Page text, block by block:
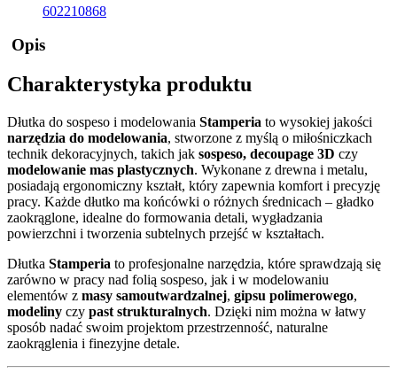
602210868
Opis
Charakterystyka produktu
Dłutka do sospeso i modelowania Stamperia to wysokiej jakości
narzędzia do modelowania, stworzone z myślą o miłośniczkach
technik dekoracyjnych, takich jak sospeso, decoupage 3D czy
modelowanie mas plastycznych. Wykonane z drewna i metalu,
posiadają ergonomiczny kształt, który zapewnia komfort i precyzję
pracy. Każde dłutko ma końcówki o różnych średnicach – gładko
zaokrąglone, idealne do formowania detali, wygładzania
powierzchni i tworzenia subtelnych przejść w kształtach.
Dłutka Stamperia to profesjonalne narzędzia, które sprawdzają się
zarówno w pracy nad folią sospeso, jak i w modelowaniu
elementów z masy samoutwardzalnej, gipsu polimerowego,
modeliny czy past strukturalnych. Dzięki nim można w łatwy
sposób nadać swoim projektom przestrzenność, naturalne
zaokrąglenia i finezyjne detale.